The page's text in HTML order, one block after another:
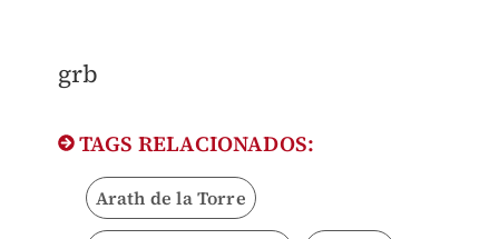
​grb
TAGS RELACIONADOS:
Arath de la Torre